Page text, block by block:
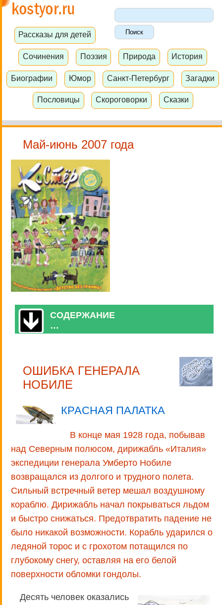
Рассказы для детей
Сочинения Поэзия Природа История
Биографии Юмор Санкт-Петербург Загадки
Пословицы Скороговорки Сказки
Май-июнь 2007 года
СОДЕРЖАНИЕ
…
ОШИБКА ГЕНЕРАЛА
НОБИЛЕ
КРАСНАЯ ПАЛАТКА
В конце мая 1928 года, побывав
над Северным полюсом, дирижабль «Италия»
экспедиции генерала Умберто Нобиле
возвращался из долгого и трудного полета.
Сильный встречный ветер мешал воздушному
кораблю. Дирижабль начал покрываться льдом
и быстро снижаться. Предотвратить падение не
было никакой возможности. Корабль ударился о
ледяной торос и с грохотом потащился по
глубокому снегу, оставляя на его белой
поверхности обломки гондолы.
Десять человек оказались